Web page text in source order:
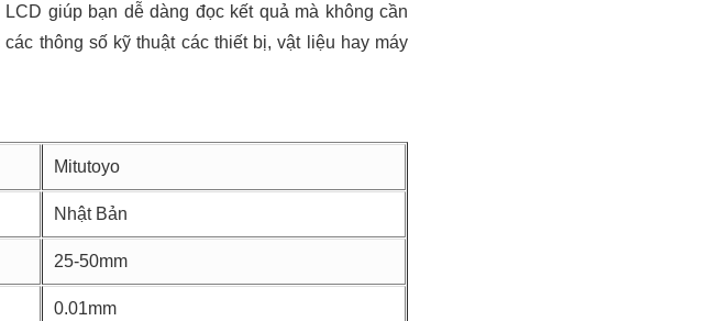
giúp bạn dễ dàng đọc kết quả mà không cần
thông số kỹ thuật các thiết bị, vật liệu hay máy
Mitutoyo
Nhật Bản
25-50mm
0.01mm